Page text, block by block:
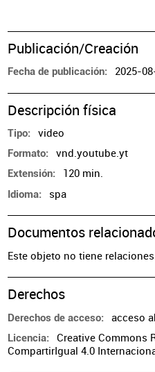
Publicación/Creación
Fecha de publicación 2025-
Descripción física
Tipo video
Formato vnd.youtube.yt
Extensión 120 min.
Idioma spa
Documentos
Este objeto no tiene relaciones.
Derechos
Derechos de acceso acceso
Licencia
Creative Commons
CompartirIgual 4.0